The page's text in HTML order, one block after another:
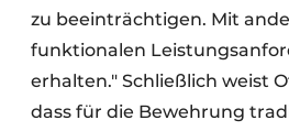
zu beeinträchtigen. Mit
funktionalen
erhalten." Schließlich weist
dass für die Bewehrung